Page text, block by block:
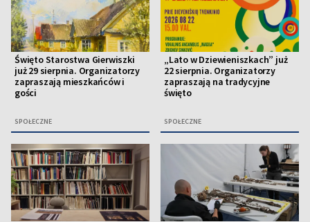
Święto Starostwa Gierwiszki
już 29 sierpnia. Organizatorzy
zapraszają mieszkańców i
gości
SPOŁECZNE
„Lato w Dziewieniszkach” już
22 sierpnia. Organizatorzy
zapraszają na tradycyjne
święto
SPOŁECZNE